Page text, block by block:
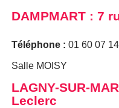
DAMPMART : 7
Téléphone : 01 60 07
Salle MOISY
LAGNY-SUR-
Leclerc